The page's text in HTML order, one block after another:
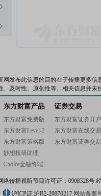
网发布此信息的目的在于传播更多
、及时性、原创性等。相关信息并未
东方财富产品
东方财富免费版
东方财富Level-2
东方财富策略版
妙想投研助理
Choice金融终端
证券交易
东方财富证券开户
东方财富在线交易
东方财富证券交易
络传播视听节目许可证：0908328号
沪ICP证:沪B2-20070217 网站备案